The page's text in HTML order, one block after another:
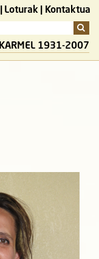
Loturak Kontaktua
KARMEL 1931-2007